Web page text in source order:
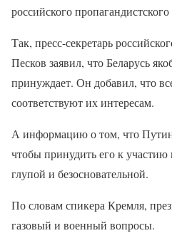
российского
Так, пресс-секретарь
Песков заявил, что Беларусь
принуждает. Он добавил, что
соответствуют их интересам.
А информацию о том, что
чтобы принудить его к участию
глупой и безосновательной.
По словам спикера Кремля,
газовый и военный вопросы.